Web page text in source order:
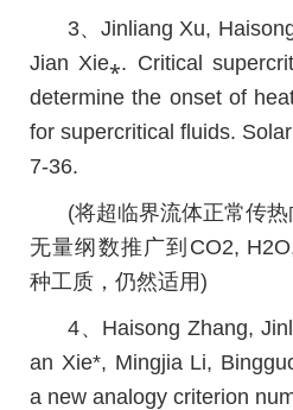
3、Jinliang Xu,
Jian Xie⁎. Critical
determine the onset of
for supercritical fluids.
7-36.
(将超临界流体正常传
无量纲数推广到CO2,
种工质，仍然适用)
4、Haisong Zhang,
an Xie*, Mingjia Li,
a new analogy criterion